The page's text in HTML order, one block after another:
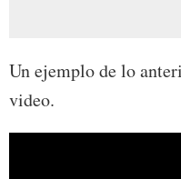
Un ejemplo de lo
video.